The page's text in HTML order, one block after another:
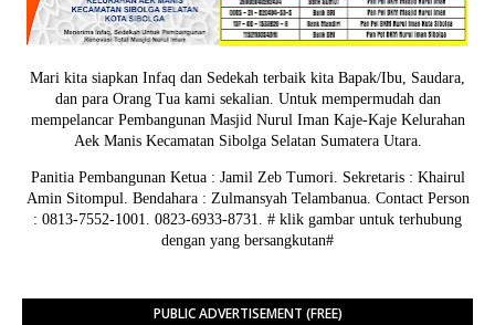
Mari kita siapkan Infaq dan Sedekah terbaik kita Bapak/Ibu, Saudara,
dan para Orang Tua kami sekalian. Untuk mempermudah dan
mempelancar Pembangunan Masjid Nurul Iman Kaje-Kaje Kelurahan
Aek Manis Kecamatan Sibolga Selatan Sumatera Utara.
Panitia Pembangunan Ketua : Jamil Zeb Tumori. Sekretaris : Khairul
Amin Sitompul. Bendahara : Zulmansyah Telambanua. Contact Person
: 0813-7552-1001. 0823-6933-8731. # klik gambar untuk terhubung
dengan yang bersangkutan#
PUBLIC ADVERTISEMENT (FREE)